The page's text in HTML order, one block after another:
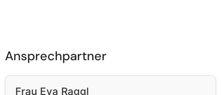
Ansprechpartner
Frau Eva Raggl